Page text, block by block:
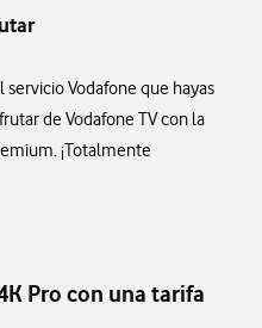
servicio Vodafone que hayas
de Vodafone TV con la
¡Totalmente
Pro con una tarifa